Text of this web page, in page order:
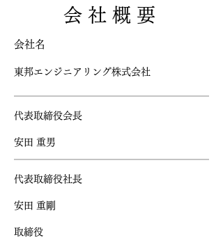
会 社 概 要
​会社名
​東邦エンジニアリング株式会社
​代表取締役会長
​安田 重男
​代表取締役社長
​安田 重剛
​取締役